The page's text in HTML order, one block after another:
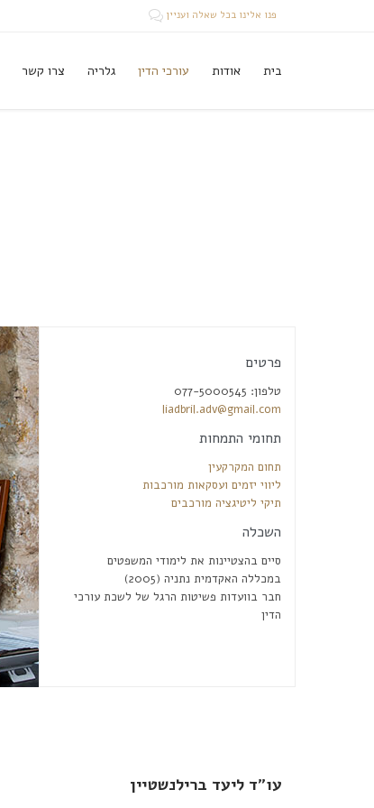
 פנו אלינו בכל שאלה ועניין
צרו קשר גלריה עורכי הדין אודות בית
פרטים
טלפון: 077-5000545
liadbril.adv@gmail.com
תחומי התמחות
תחום המקרקעין
ליווי יזמים ועסקאות מורכבות
תיקי ליטיגציה מורכבים
השכלה
סיים בהצטיינות את לימודי המשפטים
(2005) במכללה האקדמית נתניה
חבר בוועדות פשיטות הרגל של לשכת עורכי
הדין
עו”ד ליעד ברילנשטיין